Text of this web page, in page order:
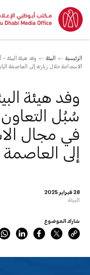
الرئيسية البيئة
وفد هيئة البيئة
الاستدامة خلال زيارته إلى العاصمة
28 فبراير 2025
البيئة
وفد هيئة
سُبُل
في مجال
إلى العاصمة
شارك الموضوع